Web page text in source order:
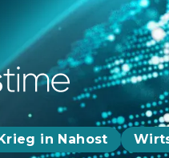
in Nahost